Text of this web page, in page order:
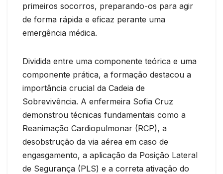
primeiros socorros, preparando-os para agir
de forma rápida e eficaz perante uma
emergência médica.
Dividida entre uma componente teórica e uma
componente prática, a formação destacou a
importância crucial da Cadeia de
Sobrevivência. A enfermeira Sofia Cruz
demonstrou técnicas fundamentais como a
Reanimação Cardiopulmonar (RCP), a
desobstrução da via aérea em caso de
engasgamento, a aplicação da Posição Lateral
de Segurança (PLS) e a correta ativação do